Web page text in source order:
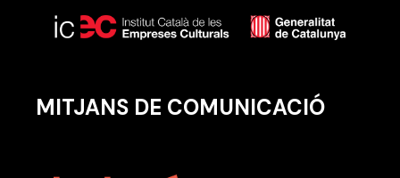
MITJANS DE COMUNICACIÓ